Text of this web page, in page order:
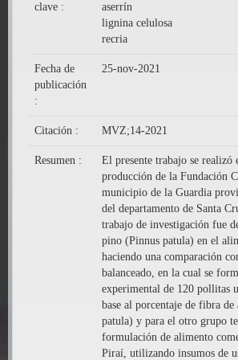
clave :
aserrín
lignina celulosa
recria
Fecha de
publicación
:
25-nov-2021
Citación : MVZ;14-2021
Resumen :
El presente trabajo se realizó
producción de la Fundación
municipio de la Guardia
del departamento de Santa
trabajo de investigación fue
pino (Pinnus patula) en el
haciendo una comparación
balanceado, en la cual se
experimental de 120 pollitas
base al porcentaje de fibra
patula) y para el otro grupo
formulación de alimento
Piraí, utilizando insumos de